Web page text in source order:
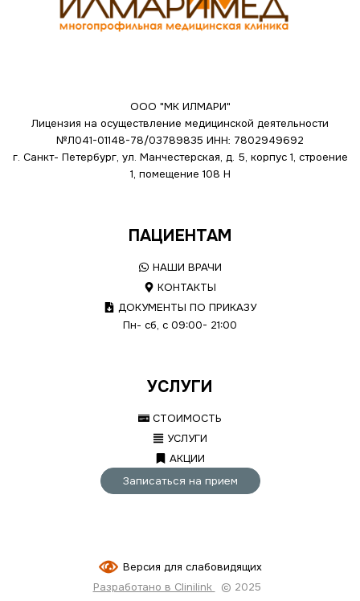
ООО "МК ИЛМАРИ"
Лицензия на осуществление медицинской деятельности
№Л041-01148-78/03789835 ИНН: 7802949692
г. Санкт- Петербург, ул. Манчестерская, д. 5, корпус 1, строение
1, помещение 108 Н
ПАЦИЕНТАМ
НАШИ ВРАЧИ
КОНТАКТЫ
ДОКУМЕНТЫ ПО ПРИКАЗУ
Пн- сб, с 09:00- 21:00
УСЛУГИ
СТОИМОСТЬ
УСЛУГИ
АКЦИИ
Записаться на прием
Версия для слабовидящих
Разработано в Clinilink
© 2025